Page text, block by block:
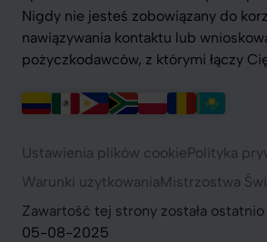
Nigdy nie jesteś zobowiązany do
nawiązywania kontaktu lub
pożyczkodawców, z którymi łączy
Ustawienia plików cookiePolityka
Warunki użytkowaniaMistrzostwa
Zawartość tej strony została
05-08-2025